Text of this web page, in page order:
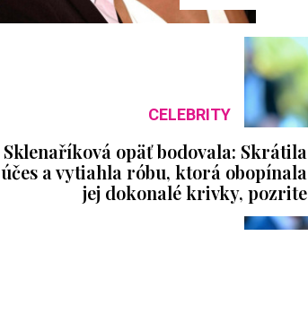
CELEBRITY
Sklenaříková opäť bodovala: Skrátila
účes a vytiahla róbu, ktorá obopínala
jej dokonalé krivky, pozrite